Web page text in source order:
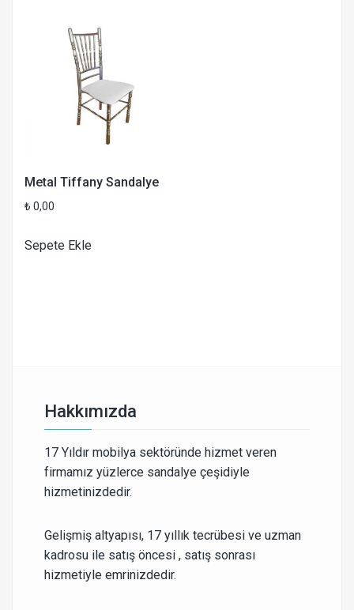
Metal Tiffany Sandalye
₺ 0,00
Sepete Ekle
Hakkımızda
17 Yıldır mobilya sektöründe hizmet veren
firmamız yüzlerce sandalye çeşidiyle
hizmetinizdedir.
Gelişmiş altyapısı, 17 yıllık tecrübesi ve uzman
kadrosu ile satış öncesi , satış sonrası
hizmetiyle emrinizdedir.